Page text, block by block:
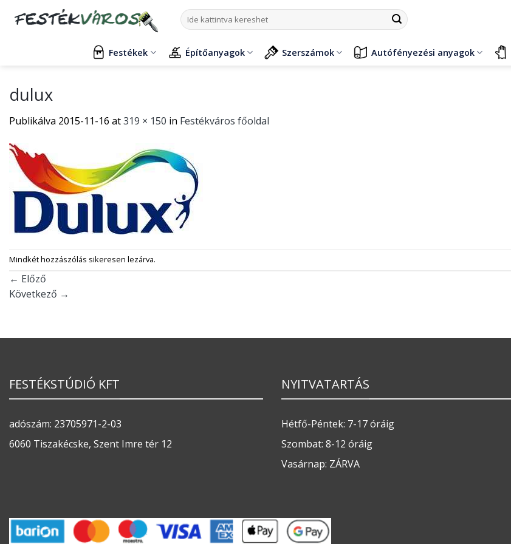
Keresés
a
Festékek Építőanyagok Szerszámok Autófényezési anyagok
dulux
Publikálva 2015-11-16 at319 × 150 in Festékváros főoldal
Mindkét hozzászólás sikeresen lezárva.
← Előző
Következő →
FESTÉKSTÚDIÓ KFT
adószám: 23705971-2-03
6060 Tiszakécske, Szent Imre tér 12
NYITVATARTÁS
Hétfő-Péntek: 7-17 óráig
Szombat: 8-12 óráig
Vasárnap: ZÁRVA